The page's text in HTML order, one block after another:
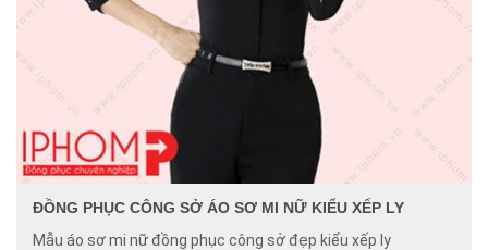
ĐỒNG PHỤC CÔNG SỞ ÁO SƠ MI NỮ KIỂU XẾP LY
Mẫu áo sơ mi nữ đồng phục công sở đẹp kiểu xếp ly